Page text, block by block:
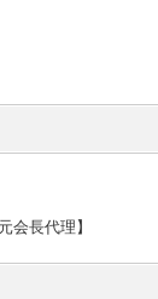
会長代理】